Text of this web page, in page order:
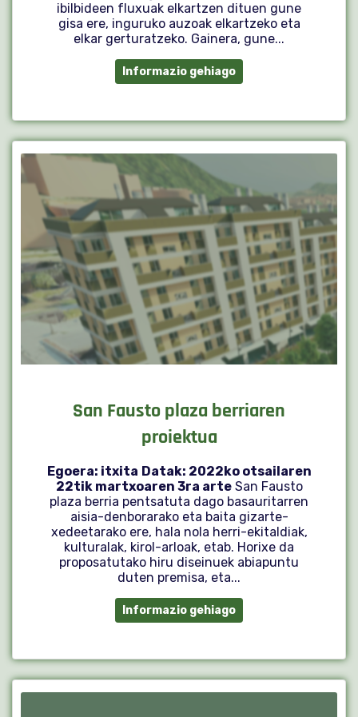
ibilbideen fluxuak elkartzen dituen gune
gisa ere, inguruko auzoak elkartzeko eta
elkar gerturatzeko. Gainera, gune...
Informazio gehiago
San Fausto plaza berriaren
proiektua
Egoera: itxita Datak: 2022ko otsailaren
22tik martxoaren 3ra arteSan Fausto
plaza berria pentsatuta dago basauritarren
aisia-denborarako eta baita gizarte-
xedeetarako ere, hala nola herri-ekitaldiak,
kulturalak, kirol-arloak, etab. Horixe da
proposatutako hiru diseinuek abiapuntu
duten premisa, eta...
Informazio gehiago